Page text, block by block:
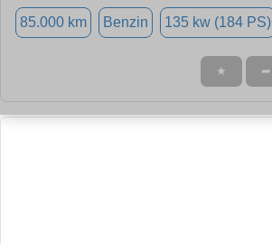
85.000 km Benzin 135 kw (184 PS)
★ ➦